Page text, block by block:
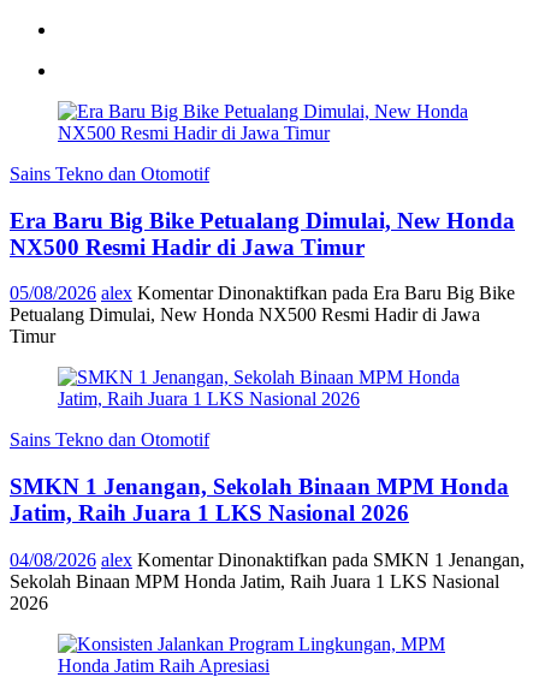
Sains Tekno dan Otomotif
Era Baru Big Bike Petualang Dimulai, New Honda
NX500 Resmi Hadir di Jawa Timur
05/08/2026 alex Komentar Dinonaktifkan pada Era Baru Big Bike
Petualang Dimulai, New Honda NX500 Resmi Hadir di Jawa
Timur
Sains Tekno dan Otomotif
SMKN 1 Jenangan, Sekolah Binaan MPM Honda
Jatim, Raih Juara 1 LKS Nasional 2026
04/08/2026 alex Komentar Dinonaktifkan pada SMKN 1 Jenangan,
Sekolah Binaan MPM Honda Jatim, Raih Juara 1 LKS Nasional
2026